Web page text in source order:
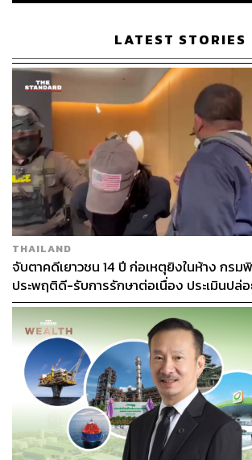
LATEST STORIES
THAILAND
จับตาคดีเยาวชน 14 ปี ก่อเหตุยิงในห้าง กรม
ประพฤติดี-รับการรักษาต่อเนื่อง ประเมินปล่